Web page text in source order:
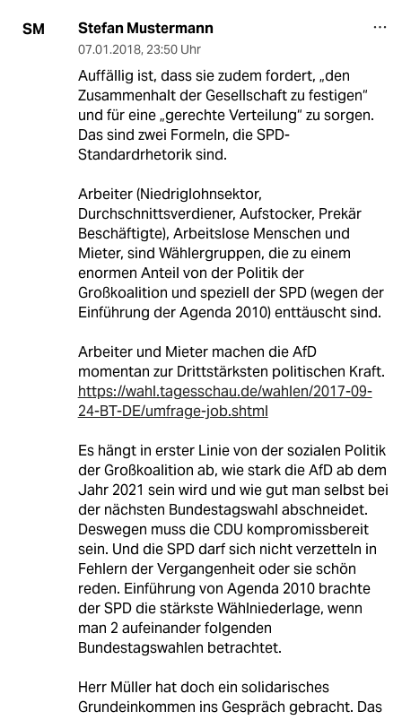
SM Stefan Mustermann
07.01.2018, 23:50 Uhr
Auffällig ist, dass sie zudem fordert, „den
Zusammenhalt der Gesellschaft zu festigen“
und für eine „gerechte Verteilung“ zu sorgen.
Das sind zwei Formeln, die SPD-
Standardrhetorik sind.
Arbeiter (Niedriglohnsektor,
Durchschnittsverdiener, Aufstocker, Prekär
Beschäftigte), Arbeitslose Menschen und
Mieter, sind Wählergruppen, die zu einem
enormen Anteil von der Politik der
Großkoalition und speziell der SPD (wegen der
Einführung der Agenda 2010) enttäuscht sind.
Arbeiter und Mieter machen die AfD
momentan zur Drittstärksten politischen Kraft.
https://wahl.tagesschau.de/wahlen/2017-09-
24-BT-DE/umfrage-job.shtml
Es hängt in erster Linie von der sozialen Politik
der Großkoalition ab, wie stark die AfD ab dem
Jahr 2021 sein wird und wie gut man selbst bei
der nächsten Bundestagswahl abschneidet.
Deswegen muss die CDU kompromissbereit
sein. Und die SPD darf sich nicht verzetteln in
Fehlern der Vergangenheit oder sie schön
reden. Einführung von Agenda 2010 brachte
der SPD die stärkste Wählniederlage, wenn
man 2 aufeinander folgenden
Bundestagswahlen betrachtet.
Herr Müller hat doch ein solidarisches
Grundeinkommen ins Gespräch gebracht. Das